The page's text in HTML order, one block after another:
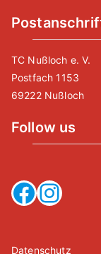
TC Nußloch e. V.
Postfach 1153
69222 Nußloch
Follow us
Datenschutz